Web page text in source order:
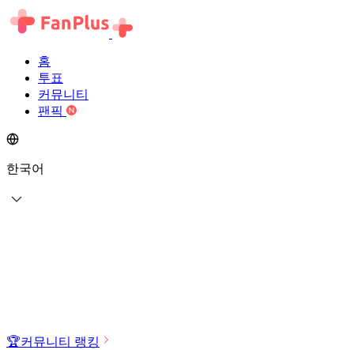
홈
투표
커뮤니티
팬픽
한국어
🏆커뮤니티 랭킹